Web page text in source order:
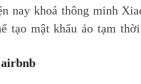
nay khoá thông minh
tạo mật khẩu ảo tạm